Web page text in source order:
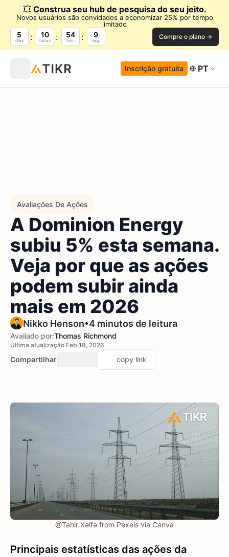
💥 Construa seu hub de pesquisa do seu jeito.
Novos usuários são convidados a economizar 25% por tempo
limitado
5
dias
10
horas
54
min.
8
seg. Compre o plano →
Inscrição gratuita PT
Avaliações De Ações
A Dominion Energy
subiu 5% esta semana.
Veja por que as ações
podem subir ainda
mais em 2026
Nikko Henson•4 minutos de leitura
Avaliado por:Thomas Richmond
Última atualização Feb 18, 2026
Compartilhar copy link
@Tahir Xəlfə from Pexels via Canva
Principais estatísticas das ações da